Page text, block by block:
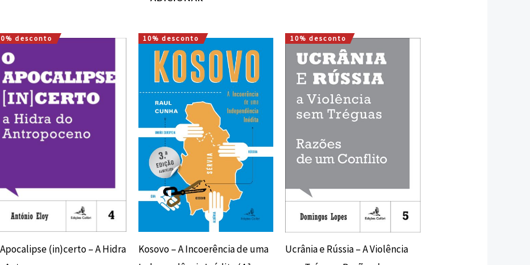
desconto
(in)certo – A Hidra
O
era:
12,00 €.
O
é:
10% desconto
Kosovo – A Incoerência de uma
O
preço
original
era:
18,00 €.
O
preço
atual
é:
16,20 €.
10% desconto
Ucrânia e Rússia – A Violência
O
preço
original
era:
16,00 €.
O
preço
atual
é:
14,40 €.